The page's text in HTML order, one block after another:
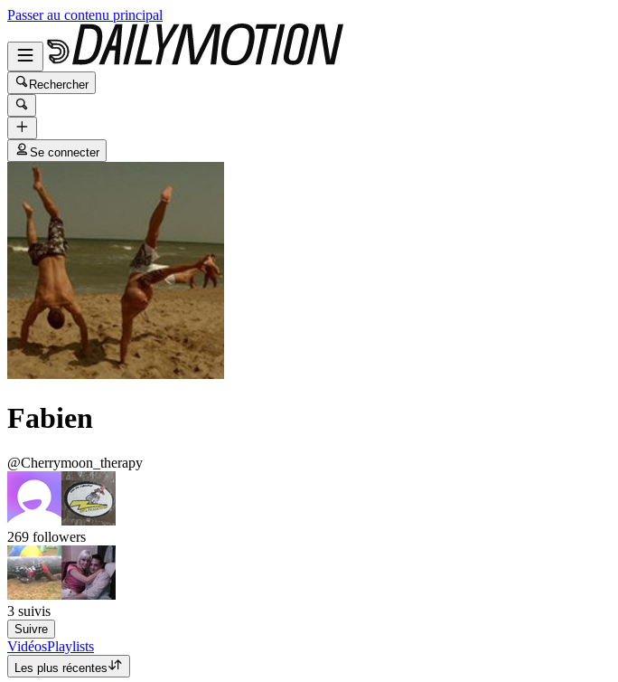
Passer au contenu principal
Rechercher
Se connecter
Fabien
@Cherrymoon_therapy
269 followers
3 suivis
Suivre
VidéosPlaylists
Les plus récentes